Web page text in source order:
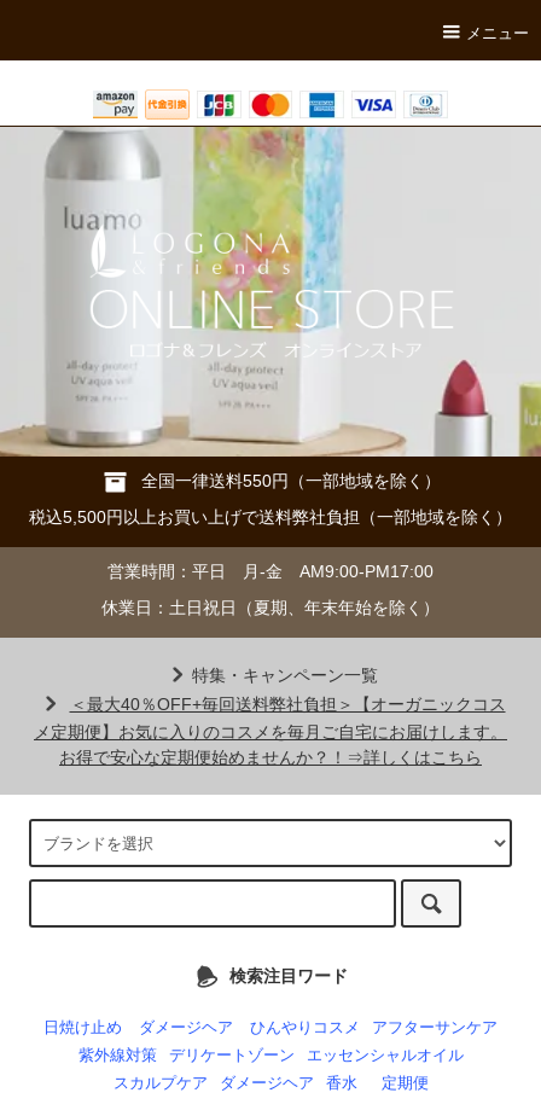
メニュー
全国一律送料550円（一部地域を除く）
税込5,500円以上お買い上げで送料弊社負担（一部地域を除く）
営業時間：平日 月-金 AM9:00-PM17:00
休業日：土日祝日（夏期、年末年始を除く）
特集・キャンペーン一覧
＜最大40％OFF+毎回送料弊社負担＞【オーガニックコス
メ定期便】お気に入りのコスメを毎月ご自宅にお届けします。
お得で安心な定期便始めませんか？！⇒詳しくはこちら
検索注目ワード
日焼け止め ダメージヘア ひんやりコスメ
アフターサンケア
紫外線対策
デリケートゾーン
エッセンシャルオイル
スカルプケア
ダメージヘア 香水 定期便